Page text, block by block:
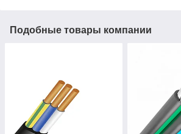
Подобные товары компании